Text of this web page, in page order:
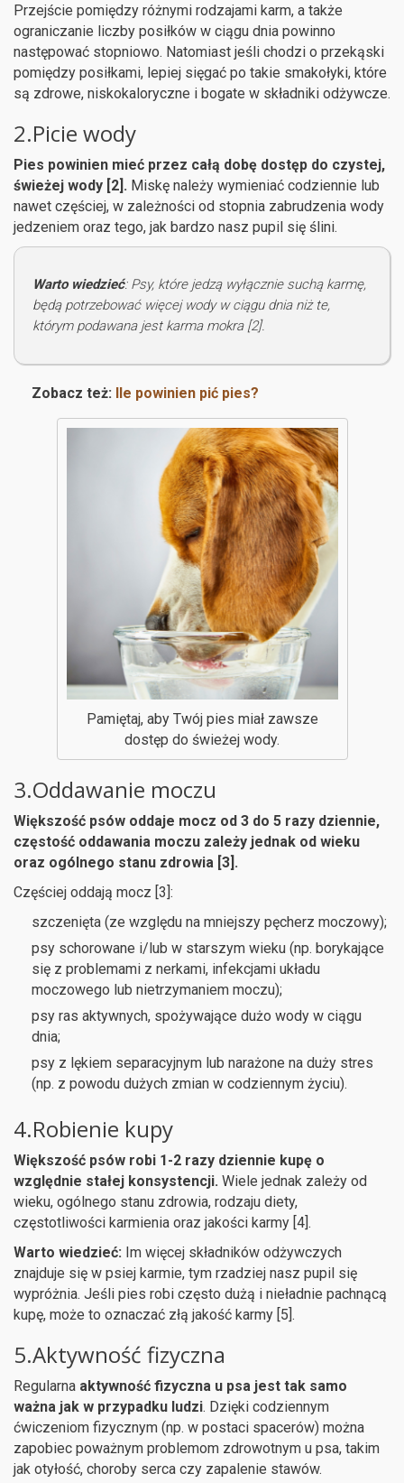
Przejście pomiędzy różnymi rodzajami karm, a także
ograniczanie liczby posiłków w ciągu dnia powinno
następować stopniowo. Natomiast jeśli chodzi o przekąski
pomiędzy posiłkami, lepiej sięgać po takie smakołyki, które
są zdrowe, niskokaloryczne i bogate w składniki odżywcze.
2.Picie wody
Pies powinien mieć przez całą dobę dostęp do czystej,
świeżej wody [2]. Miskę należy wymieniać codziennie lub
nawet częściej, w zależności od stopnia zabrudzenia wody
jedzeniem oraz tego, jak bardzo nasz pupil się ślini.
Warto wiedzieć: Psy, które jedzą wyłącznie suchą karmę,
będą potrzebować więcej wody w ciągu dnia niż te,
którym podawana jest karma mokra [2].
Zobacz też: Ile powinien pić pies?
Pamiętaj, aby Twój pies miał zawsze
dostęp do świeżej wody.
3.Oddawanie moczu
Większość psów oddaje mocz od 3 do 5 razy dziennie,
częstość oddawania moczu zależy jednak od wieku
oraz ogólnego stanu zdrowia [3].
Częściej oddają mocz [3]:
szczenięta (ze względu na mniejszy pęcherz moczowy);
psy schorowane i/lub w starszym wieku (np. borykające
się z problemami z nerkami, infekcjami układu
moczowego lub nietrzymaniem moczu);
psy ras aktywnych, spożywające dużo wody w ciągu
dnia;
psy z lękiem separacyjnym lub narażone na duży stres
(np. z powodu dużych zmian w codziennym życiu).
4.Robienie kupy
Większość psów robi 1-2 razy dziennie kupę o
względnie stałej konsystencji. Wiele jednak zależy od
wieku, ogólnego stanu zdrowia, rodzaju diety,
częstotliwości karmienia oraz jakości karmy [4].
Warto wiedzieć: Im więcej składników odżywczych
znajduje się w psiej karmie, tym rzadziej nasz pupil się
wypróżnia. Jeśli pies robi często dużą i nieładnie pachnącą
kupę, może to oznaczać złą jakość karmy [5].
5.Aktywność fizyczna
Regularna aktywność fizyczna u psa jest tak samo
ważna jak w przypadku ludzi. Dzięki codziennym
ćwiczeniom fizycznym (np. w postaci spacerów) można
zapobiec poważnym problemom zdrowotnym u psa, takim
jak otyłość, choroby serca czy zapalenie stawów.